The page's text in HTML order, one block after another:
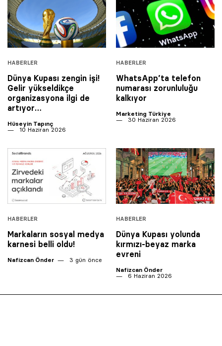
HABERLER
Dünya Kupası zengin işi!
Gelir yükseldikçe
organizasyona ilgi de
artıyor…
Hüseyin Tapınç
10 Haziran 2026
HABERLER
WhatsApp’ta telefon
numarası zorunluluğu
kalkıyor
Marketing Türkiye
30 Haziran 2026
HABERLER
Markaların sosyal medya
karnesi belli oldu!
Nafizcan Önder 3 gün önce
HABERLER
Dünya Kupası yolunda
kırmızı-beyaz marka
evreni
Nafizcan Önder
6 Haziran 2026